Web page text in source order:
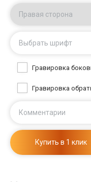
Правая сторона
Выбрать шрифт
Гравировка
Гравировка
Комментарии
Купить в 1 клик